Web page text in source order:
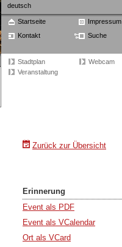
deutsch
Startseite
Kontakt
Impressum
Suche
Stadtplan
Veranstaltung
Webcam
Zurück zur Übersicht
Erinnerung
Event als PDF
Event als VCalendar
Ort als VCard